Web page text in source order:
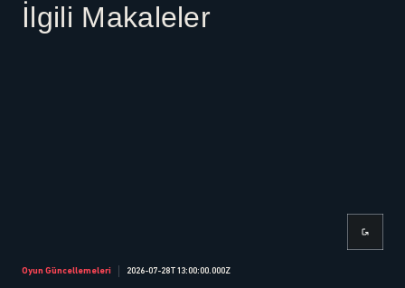
İlgili Makaleler
Oyun Güncellemeleri 2026-07-28T13:00:00.000Z